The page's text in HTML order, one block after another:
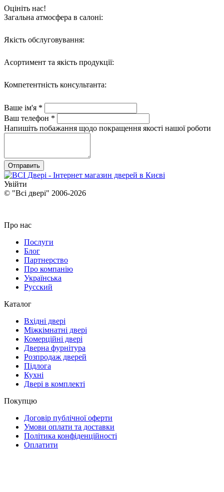
Оцініть нас!
Загальна атмосфера в салоні:
Якість обслуговування:
Асортимент та якість продукції:
Компетентність консультанта:
Ваше ім'я *
Ваш телефон *
Напишіть побажання щодо покращення якості нашої роботи
Отправить
Увійти
© "Всі двері" 2006-2026
Про нас
Послуги
Блог
Партнерство
Про компанію
Українська
Русский
Каталог
Вхідні двері
Міжкімнатні двері
Комерційні двері
Дверна фурнітура
Розпродаж дверей
Підлога
Кухні
Двері в комплекті
Покупцю
Договір публічної оферти
Умови оплати та доставки
Політика конфіденційності
Оплатити